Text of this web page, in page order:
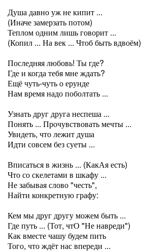
Душа давно уж не кипит ...
(Иначе замерзать потом)
Теплом одним лишь говорит ...
(Копил ... На век ... Чтоб быть вдвоём)
Последняя любовь! Ты где?
Где и когда тебя мне ждать?
Ещё чуть-чуть о ерунде
Нам время надо поболтать ...
Узнать друг друга неспеша ...
Понять ... Прочувствовать мечты ...
Увидеть, что лежит душа
Идти совсем без суеты ...
Вписаться в жизнь ... (КакАя есть)
Что со скелетами в шкафу ...
Не забывая слово "честь",
Найти конкретную графу:
Кем мы друг другу можем быть ...
Где путь ... (Тот, чтО "Не навреди")
Как вместе чашу будем пить
Того, что ждёт нас впереди ...